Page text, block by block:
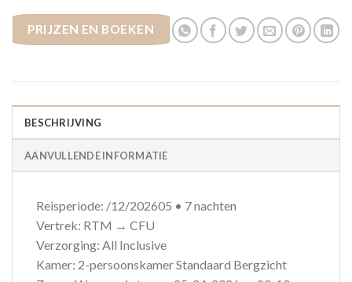
PRIJZEN EN BOEKEN
BESCHRIJVING
AANVULLENDE INFORMATIE
Reisperiode: /12/202605 • 7 nachten
Vertrek: RTM → CFU
Verzorging: All Inclusive
Kamer: 2-persoonskamer Standaard Bergzicht